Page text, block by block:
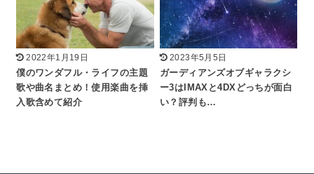
2022年1月19日
僕のワンダフル・ライフの主題
歌や曲名まとめ！使用楽曲を挿
入歌含めて紹介
2023年5月5日
ガーディアンズオブギャラクシ
ー3はIMAXと4DXどっちが面白
い？評判も…